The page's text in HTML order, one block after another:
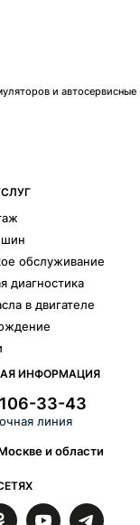
и автосервисные
обслуживание
диагностика
в двигателе
ИНФОРМАЦИЯ
33-43
линия
и области